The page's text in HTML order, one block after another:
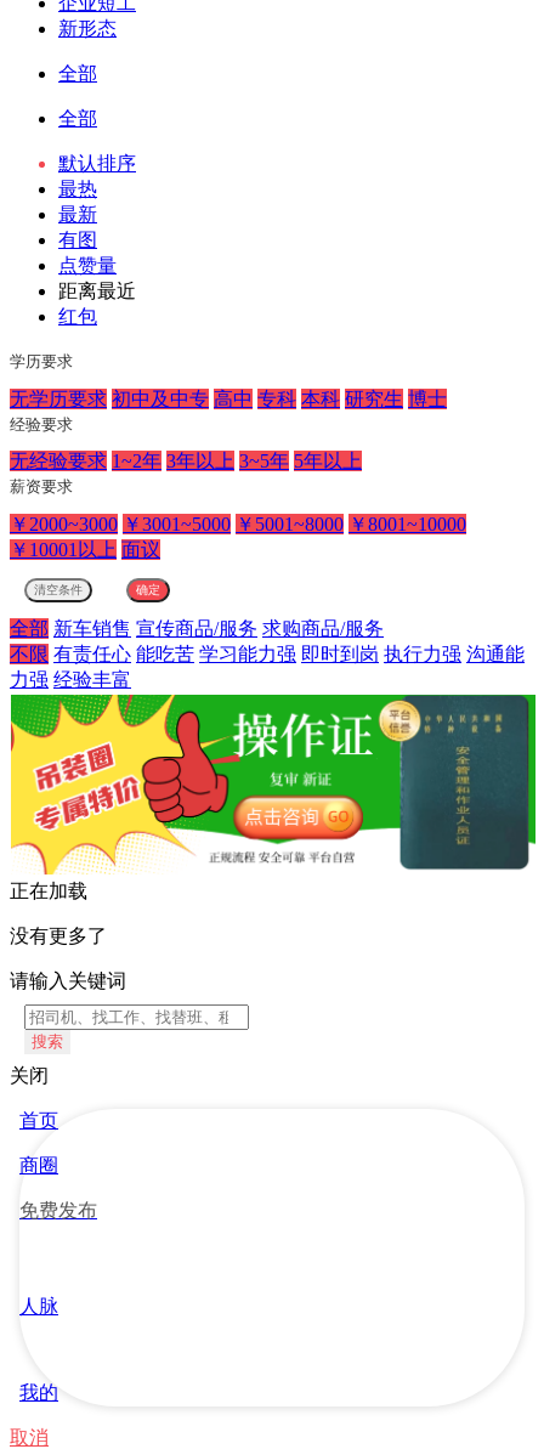
新形态
全部
全部
默认排序
最热
最新
有图
点赞量
距离最近
红包
学历要求
无学历要求 初中及中专 高中 专科 本科 研究生 博士
经验要求
无经验要求 1~2年 3年以上 3~5年 5年以上
薪资要求
￥2000~3000 ￥3001~5000 ￥5001~8000 ￥8001~10000
￥10001以上 面议
全部 新车销售 宣传商品/服务 求购商品/服务
不限 有责任心 能吃苦 学习能力强 即时到岗 执行力强 沟通能
力强 经验丰富
正在加载
没有更多了
请输入关键词
搜索
关闭
首页
商圈
免费发布
人脉
我的
取消